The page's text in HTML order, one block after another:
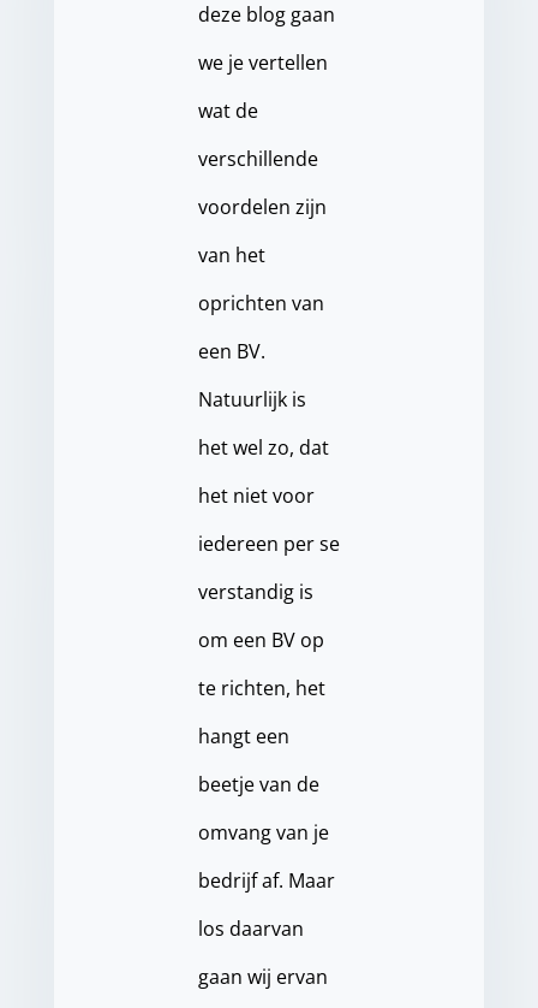
deze blog gaan
we je vertellen
wat de
verschillende
voordelen zijn
van het
oprichten van
een BV.
Natuurlijk is
het wel zo, dat
het niet voor
iedereen per se
verstandig is
om een BV op
te richten, het
hangt een
beetje van de
omvang van je
bedrijf af. Maar
los daarvan
gaan wij ervan